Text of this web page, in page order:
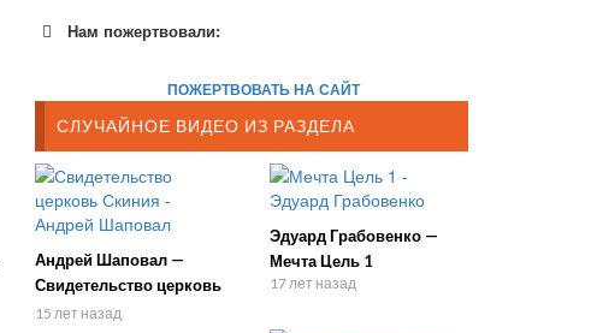
Нам пожертвовали:
ПОЖЕРТВОВАТЬ НА САЙТ
СЛУЧАЙНОЕ ВИДЕО ИЗ РАЗДЕЛА
Андрей Шаповал —
Свидетельство церковь
Скиния
15 лет назад
Эдуард Грабовенко —
Мечта Цель 1
17 лет назад